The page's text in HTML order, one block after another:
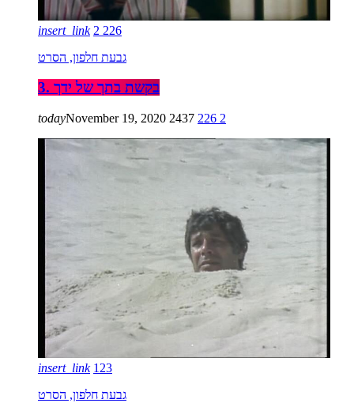
insert_link 2 226
גבעת חלפון, הסרט
3. בקשת בתך של ידך
todayNovember 19, 2020 2437 226 2
insert_link 123
גבעת חלפון, הסרט